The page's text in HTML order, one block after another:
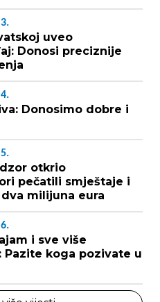
3.
uveo
Donosi preciznije
4.
Donosimo dobre i
5.
otkrio
pečatili smještaje i
milijuna eura
6.
i sve više
koga pozivate u